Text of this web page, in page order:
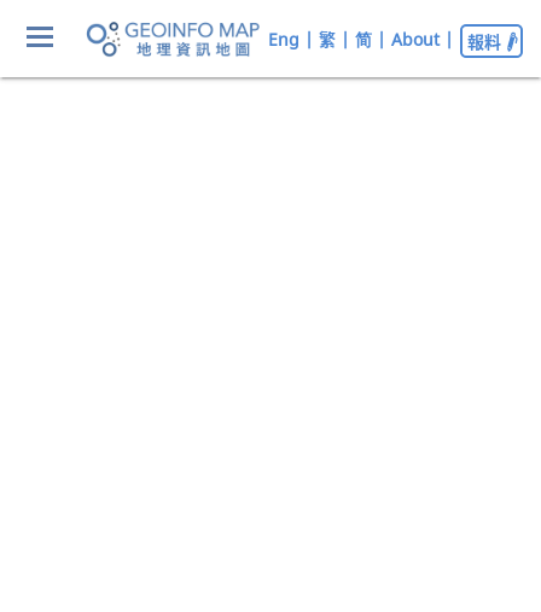
Eng | 繁 | 简 | About | 報料